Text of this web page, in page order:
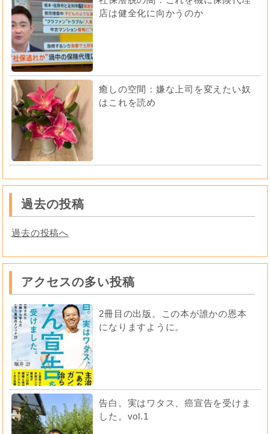
店は健全化に向かうのか
癒しの空間：嫌な上司を変えたい奴
はこれを読め
過去の投稿
過去の投稿へ
アクセスの多い投稿
2冊目の出版。この本が誰かの恩本
になりますように。
告白。実はワタス、癌宣告を受けま
した。vol.1